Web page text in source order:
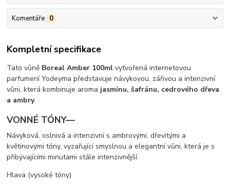
Komentáře 0
Kompletní specifikace
Tato vůně Boreal Amber 100ml vytvořená internetovou
parfumerií Yodeyma představuje návykovou, zářivou a intenzivní
vůni, která kombinuje aroma jasmínu, šafránu, cedrového dřeva
a ambry.
VONNÉ TÓNY—
Návyková, oslnivá a intenzivní s ambrovými, dřevitými a
květinovými tóny, vyzařující smyslnou a elegantní vůni, která je s
přibývajícími minutami stále intenzivnější.
Hlava (vysoké tóny)